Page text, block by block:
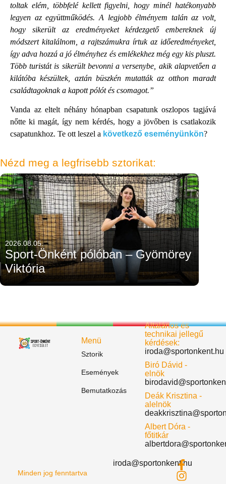
toltak elém, többfelé kellett figyelni, hogy minél hatékonyabb
legyen az együttműködés. A legjobb élményem talán az volt,
hogy sikerült az eredményeket kérdezgető embereknek új
módszert kitalálnom, a rajtszámukra írtuk az időeredményeket,
így adva hozzá a jó élményhez és emlékekhez még egy kis pluszt.
Több turistát is sikerült bevonni a versenybe, akik alapvetően a
kilátóba készültek, aztán büszkén mutatták az otthon maradt
családtagoknak a kapott pólót és csomagot.”
Vanda az eltelt néhány hónapban csapatunk oszlopos tagjává
nőtte ki magát, így nem kérdés, hogy a jövőben is csatlakozik
csapatunkhoz. Te ott leszel a következő eseményünkön?
Nézd meg a legfrisebb sztorikat:
2026.08.05.
Sport-Önként pólóban – Gyömörey
Viktória
Menü
Sztorik
Események
Bemutatkozás
Általános és
technikai jellegű
kérdések:
iroda@sportonkent.hu
Biró Dávid -
elnök
Deák Krisztina -
alelnök
Albert Dóra -
főtitkár
Minden jog fenntartva
iroda@sportonkent.hu